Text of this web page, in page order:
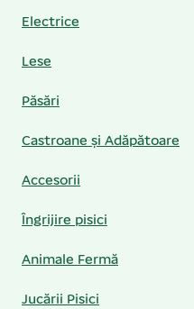
Electrice
Lese
Păsări
Castroane și Adăpătoare
Accesorii
Îngrijire pisici
Animale Fermă
Jucării Pisici